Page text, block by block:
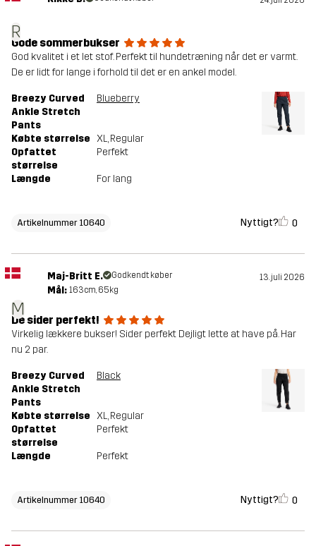
R
Gode sommerbukser
God kvalitet i et let stof. Perfekt til hundetræning når det er varmt.
De er lidt for lange i forhold til det er en ankel model.
Breezy Curved
Ankle Stretch
Pants
Blueberry
Købte størrelse XL, Regular
Opfattet
størrelse
Perfekt
Længde For lang
Artikelnummer 10640 Nyttigt? 0
M
Maj-Britt E. Godkendt køber 13. juli 2026
Mål: 163cm, 65kg
De sider perfekt!
Virkelig lækkere bukser! Sider perfekt Dejligt lette at have på. Har
nu 2 par.
Breezy Curved
Ankle Stretch
Pants
Black
Købte størrelse XL, Regular
Opfattet
størrelse
Perfekt
Længde Perfekt
Artikelnummer 10640 Nyttigt? 0